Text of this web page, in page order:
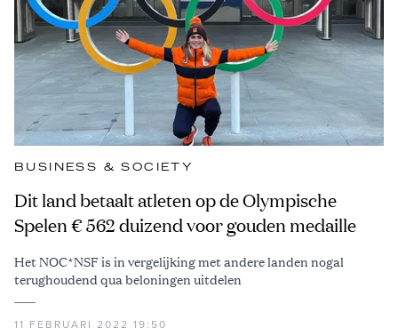
BUSINESS & SOCIETY
Dit land betaalt atleten op de Olympische
Spelen € 562 duizend voor gouden medaille
Het NOC*NSF is in vergelijking met andere landen nogal
terughoudend qua beloningen uitdelen
11 FEBRUARI 2022 19:50